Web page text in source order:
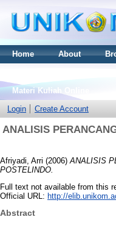
Home About
Materi Kuliah Online
Login
Create Account
ANALISIS
Afriyadi, Arri (2006) ANALISIS
POSTELINDO.
Full text not available from this
Official URL: http://
Abstract